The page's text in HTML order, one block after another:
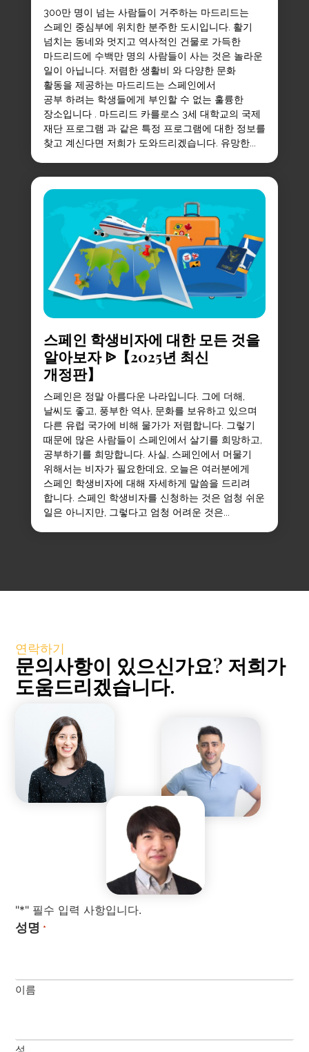
300만 명이 넘는 사람들이 거주하는 마드리드는
스페인 중심부에 위치한 분주한 도시입니다. 활기
넘치는 동네와 멋지고 역사적인 건물로 가득한
마드리드에 수백만 명의 사람들이 사는 것은 놀라운
일이 아닙니다. 저렴한 생활비 와 다양한 문화
활동을 제공하는 마드리드는 스페인에서
공부 하려는 학생들에게 부인할 수 없는 훌륭한
장소입니다 . 마드리드 카를로스 3세 대학교의 국제
재단 프로그램 과 같은 특정 프로그램에 대한 정보를
찾고 계신다면 저희가 도와드리겠습니다. 유망한...
스페인 학생비자에 대한 모든 것을
알아보자 ᐉ【2025년 최신
개정판】
스페인은 정말 아름다운 나라입니다. 그에 더해,
날씨도 좋고, 풍부한 역사, 문화를 보유하고 있으며
다른 유럽 국가에 비해 물가가 저렴합니다. 그렇기
때문에 많은 사람들이 스페인에서 살기를 희망하고,
공부하기를 희망합니다. 사실, 스페인에서 머물기
위해서는 비자가 필요한데요, 오늘은 여러분에게
스페인 학생비자에 대해 자세하게 말씀을 드리려
합니다. 스페인 학생비자를 신청하는 것은 엄청 쉬운
일은 아니지만, 그렇다고 엄청 어려운 것은...
연락하기
문의사항이 있으신가요? 저희가
도움드리겠습니다.
"*" 필수 입력 사항입니다.
성명 *
이름